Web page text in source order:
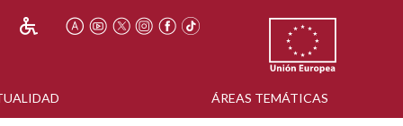
ÁREAS TEMÁTICAS